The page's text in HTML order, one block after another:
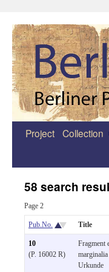
Zum
Project Collection
58 search
Page 2
Pub.No. Title
10
(P. 16002 R)
Fragment
Urkunde